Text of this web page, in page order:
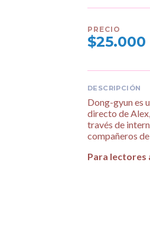
PRECIO
$25.000
DESCRIPCIÓN
Dong-gyun es
directo de
través de
compañeros
Para lectores